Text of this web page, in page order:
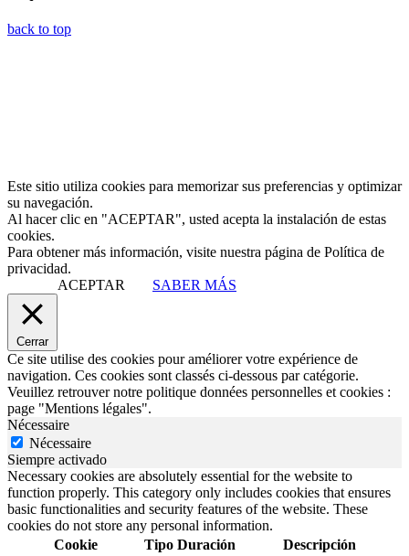
back to top
Este sitio utiliza cookies para memorizar sus preferencias y optimizar
su navegación.
Al hacer clic en "ACEPTAR", usted acepta la instalación de estas
cookies.
Para obtener más información, visite nuestra página de Política de
privacidad.
ACEPTAR
SABER MÁS
Cerrar
Ce site utilise des cookies pour améliorer votre expérience de
navigation. Ces cookies sont classés ci-dessous par catégorie.
Veuillez retrouver notre politique données personnelles et cookies :
page "Mentions légales".
Nécessaire
Nécessaire
Siempre activado
Necessary cookies are absolutely essential for the website to
function properly. This category only includes cookies that ensures
basic functionalities and security features of the website. These
cookies do not store any personal information.
Cookie
Tipo Duración Descripción